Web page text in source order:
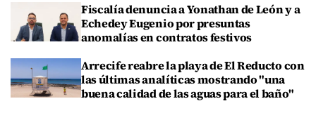
Fiscalía denuncia a Yonathan de León y a
Echedey Eugenio por presuntas
anomalías en contratos festivos
Arrecife reabre la playa de El Reducto con
las últimas analíticas mostrando "una
buena calidad de las aguas para el baño"